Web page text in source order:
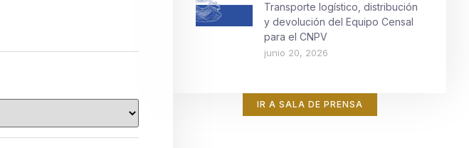
Transporte logístico, distribución
y devolución del Equipo Censal
para el CNPV
junio 20, 2026
IR A SALA DE PRENSA